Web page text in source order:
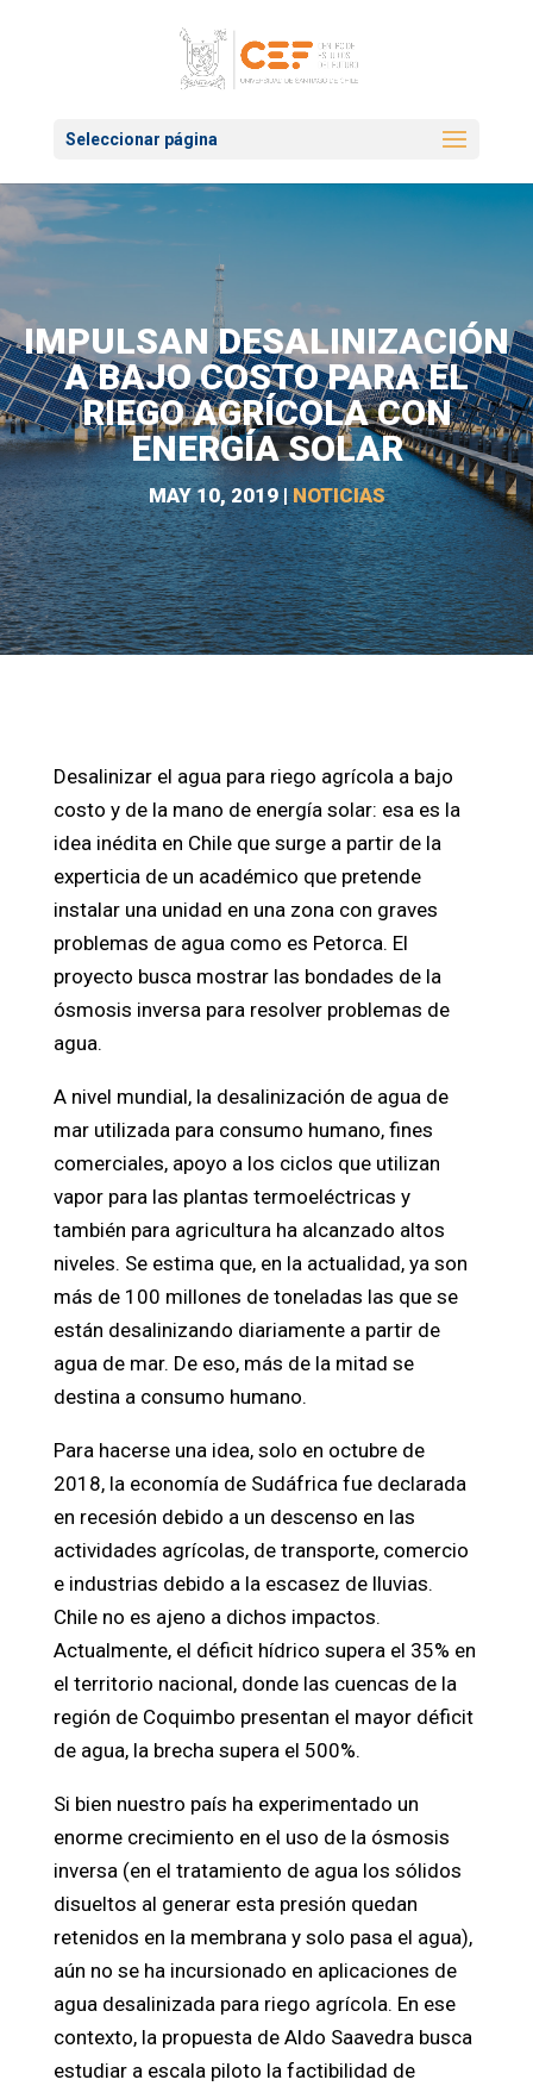
Seleccionar página
IMPULSAN DESALINIZACIÓN
A BAJO COSTO PARA EL
RIEGO AGRÍCOLA CON
ENERGÍA SOLAR
MAY 10, 2019|NOTICIAS
Desalinizar el agua para riego agrícola a bajo
costo y de la mano de energía solar: esa es la
idea inédita en Chile que surge a partir de la
experticia de un académico que pretende
instalar una unidad en una zona con graves
problemas de agua como es Petorca. El
proyecto busca mostrar las bondades de la
ósmosis inversa para resolver problemas de
agua.
A nivel mundial, la desalinización de agua de
mar utilizada para consumo humano, fines
comerciales, apoyo a los ciclos que utilizan
vapor para las plantas termoeléctricas y
también para agricultura ha alcanzado altos
niveles. Se estima que, en la actualidad, ya son
más de 100 millones de toneladas las que se
están desalinizando diariamente a partir de
agua de mar. De eso, más de la mitad se
destina a consumo humano.
Para hacerse una idea, solo en octubre de
2018, la economía de Sudáfrica fue declarada
en recesión debido a un descenso en las
actividades agrícolas, de transporte, comercio
e industrias debido a la escasez de lluvias.
Chile no es ajeno a dichos impactos.
Actualmente, el déficit hídrico supera el 35% en
el territorio nacional, donde las cuencas de la
región de Coquimbo presentan el mayor déficit
de agua, la brecha supera el 500%.
Si bien nuestro país ha experimentado un
enorme crecimiento en el uso de la ósmosis
inversa (en el tratamiento de agua los sólidos
disueltos al generar esta presión quedan
retenidos en la membrana y solo pasa el agua),
aún no se ha incursionado en aplicaciones de
agua desalinizada para riego agrícola. En ese
contexto, la propuesta de Aldo Saavedra busca
estudiar a escala piloto la factibilidad de